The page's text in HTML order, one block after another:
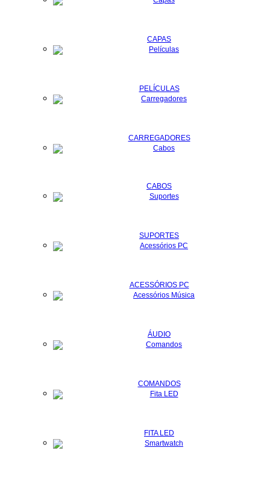
CAPAS
PELÍCULAS
CARREGADORES
CABOS
SUPORTES
ACESSÓRIOS PC
ÁUDIO
COMANDOS
FITA LED